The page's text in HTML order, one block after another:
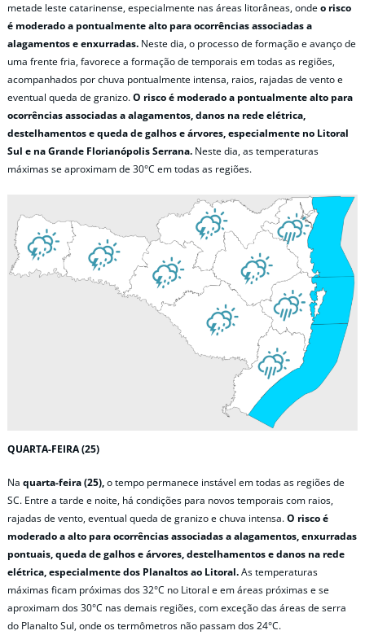
metade leste catarinense, especialmente nas áreas litorâneas, ondeo risco
é moderado a pontualmente alto para ocorrências associadas a
alagamentos e enxurradas. Neste dia, o processo de formação e avanço de
uma frente fria, favorece a formação de temporais em todas as regiões,
acompanhados por chuva pontualmente intensa, raios, rajadas de vento e
eventual queda de granizo.O risco é moderado a pontualmente alto para
ocorrências associadas a alagamentos, danos na rede elétrica,
destelhamentos e queda de galhos e árvores, especialmente no Litoral
Sul e na Grande Florianópolis Serrana. Neste dia, as temperaturas
máximas se aproximam de 30°C em todas as regiões.
QUARTA-FEIRA (25)
Na quarta-feira (25),o tempo permanece instável em todas as regiões de
SC. Entre a tarde e noite, há condições para novos temporais com raios,
rajadas de vento, eventual queda de granizo e chuva intensa.O risco é
moderado a alto para ocorrências associadas a alagamentos, enxurradas
pontuais, queda de galhos e árvores, destelhamentos e danos na rede
elétrica, especialmente dos Planaltos ao Litoral.As temperaturas
máximas ficam próximas dos 32°C no Litoral e em áreas próximas e se
aproximam dos 30°C nas demais regiões, com exceção das áreas de serra
do Planalto Sul, onde os termômetros não passam dos 24°C.